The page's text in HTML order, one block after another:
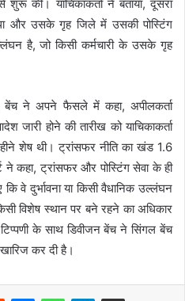
की। याचिकाकर्ता ने बताया, दूसरा
और उसके गृह जिले में उसकी पोस्टिंग
है, जो किसी कर्मचारी के उसके गृह
बेंच ने अपने फैसले में कहा, अपीलकर्ता
जारी होने की तारीख को याचिकाकर्ता
शेष थी। ट्रांसफर नीति का खंड 1.6
ने कहा, ट्रांसफर और पोस्टिंग सेवा के ही
वे दुर्भावना या किसी वैधानिक उल्लंघन
विशेष स्थान पर बने रहने का अधिकार
के साथ डिवीजन बेंच ने सिंगल बेंच
कर दी है।